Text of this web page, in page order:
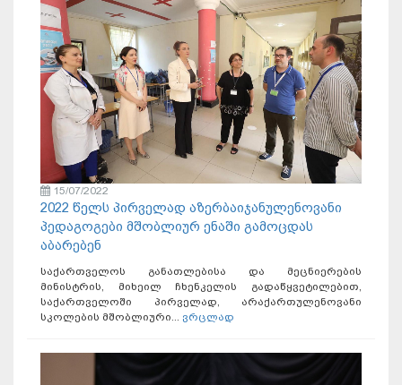
15/07/2022
2022 წელს პირველად აზერბაიჯანულენოვანი
პედაგოგები მშობლიურ ენაში გამოცდას
აბარებენ
საქართველოს განათლებისა და მეცნიერების
მინისტრის, მიხეილ ჩხენკელის გადაწყვეტილებით,
საქართველოში პირველად, არაქართულენოვანი
სკოლების მშობლიური... ვრცლად